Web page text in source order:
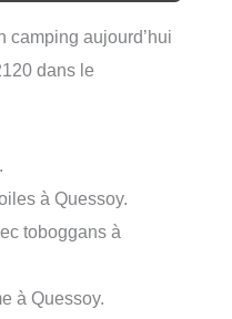
camping aujourd’hui
dans le
à Quessoy.
toboggans à
à Quessoy.